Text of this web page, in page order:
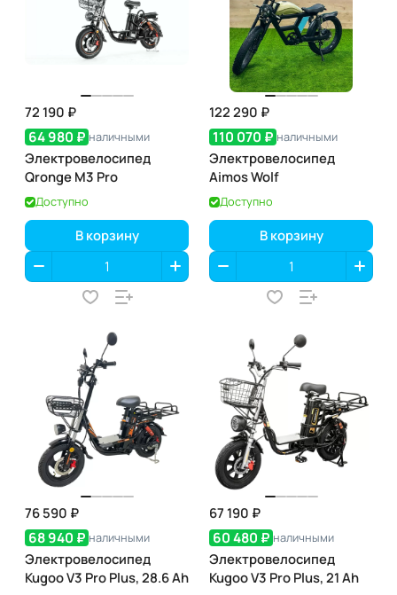
72 190 ₽
64 980 ₽ наличными
Электровелосипед
Qronge M3 Pro
Доступно
В корзину
122 290 ₽
110 070 ₽ наличными
Электровелосипед
Aimos Wolf
Доступно
В корзину
76 590 ₽
68 940 ₽ наличными
Электровелосипед
Kugoo V3 Pro Plus, 28.6 Ah
67 190 ₽
60 480 ₽ наличными
Электровелосипед
Kugoo V3 Pro Plus, 21 Ah